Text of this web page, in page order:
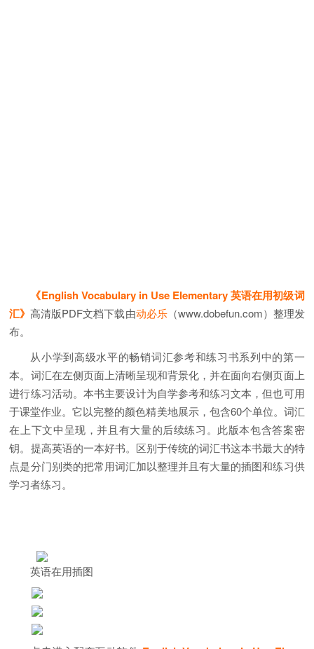
《English Vocabulary in Use Elementary 英语在用初级词
汇》高清版PDF文档下载由动必乐（www.dobefun.com）整理发
布。
从小学到高级水平的畅销词汇参考和练习书系列中的第一
本。词汇在左侧页面上清晰呈现和背景化，并在面向右侧页面上
进行练习活动。本书主要设计为自学参考和练习文本，但也可用
于课堂作业。它以完整的颜色精美地展示，包含60个单位。词汇
在上下文中呈现，并且有大量的后续练习。此版本包含答案密
钥。提高英语的一本好书。区别于传统的词汇书这本书最大的特
点是分门别类的把常用词汇加以整理并且有大量的插图和练习供
学习者练习。
英语在用插图